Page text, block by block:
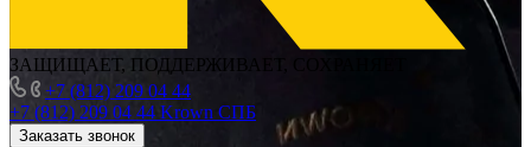
ЗАЩИЩАЕТ, ПОДДЕРЖИВАЕТ, СОХРАНЯЕТ
+7 (812) 209 04 44
+7 (812) 209 04 44 Krown СПБ
Заказать звонок